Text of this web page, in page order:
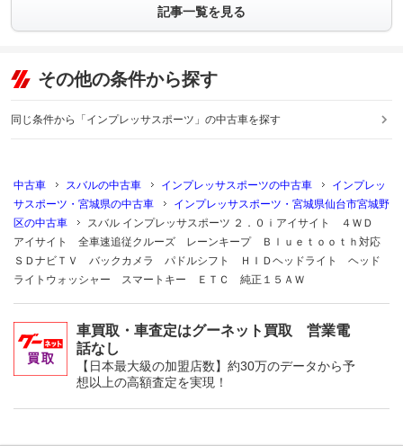
記事一覧を見る
その他の条件から探す
同じ条件から「インプレッサスポーツ」の中古車を探す
中古車 スバルの中古車 インプレッサスポーツの中古車
インプレッ
サスポーツ・宮城県の中古車
インプレッサスポーツ・宮城県仙台市宮城野
区の中古車
スバル インプレッサスポーツ ２．０ｉアイサイト ４ＷＤ
アイサイト 全車速追従クルーズ レーンキープ Ｂｌｕｅｔｏｏｔｈ対応
ＳＤナビＴＶ バックカメラ パドルシフト ＨＩＤヘッドライト ヘッド
ライトウォッシャー スマートキー ＥＴＣ 純正１５ＡＷ
車買取・車査定はグーネット買取 営業電
話なし
【日本最大級の加盟店数】約30万のデータから予
想以上の高額査定を実現！